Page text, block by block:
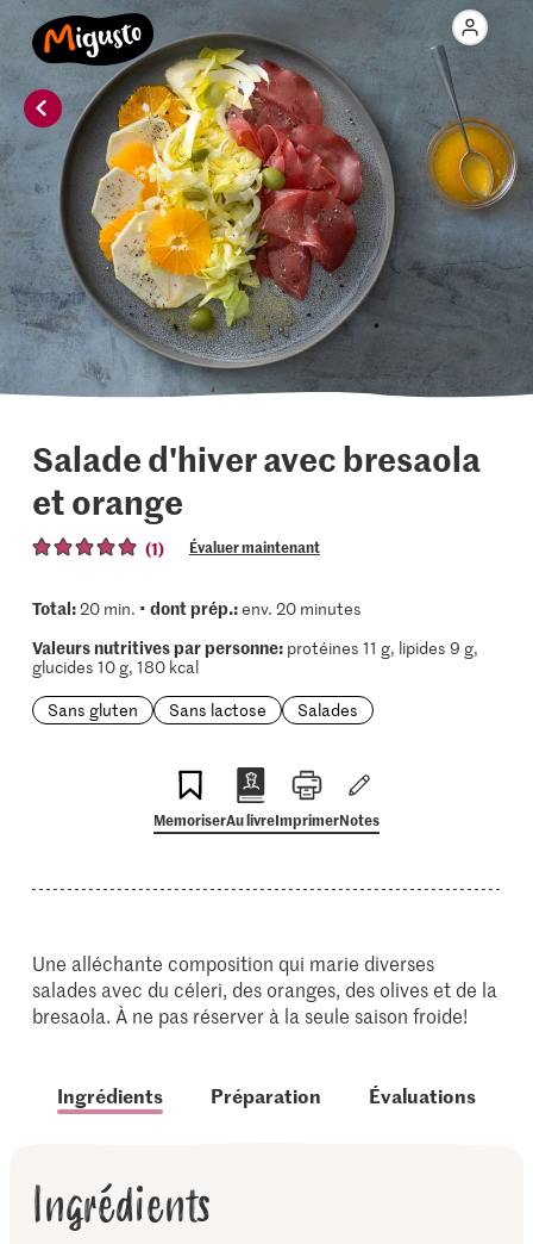
Salade d'hiver avec bresaola
et orange
(1) Évaluer maintenant
Total:20 min. • dont prép.:env. 20 minutes
Valeurs nutritives par personne:protéines 11 g, lipides 9 g,
glucides 10 g, 180 kcal
Sans gluten
Sans lactose Salades
MemoriserAu livreImprimerNotes
Une alléchante composition qui marie diverses
salades avec du céleri, des oranges, des olives et de la
bresaola. À ne pas réserver à la seule saison froide!
Ingrédients Préparation Évaluations
Ingrédients